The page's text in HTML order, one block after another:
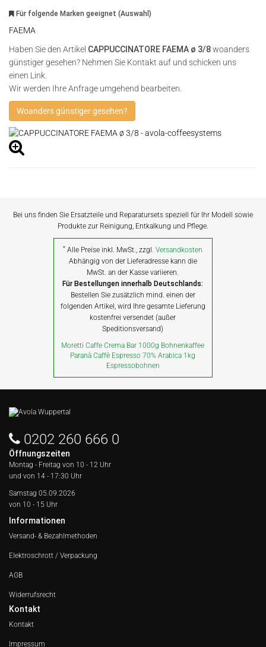
Für folgende Marken geeignet (Auswahl)
FAEMA
Haben Sie den Artikel CAPPUCCINATORE FAEMA ø 3/8woanders
günstiger gesehen? Nehmen Sie Kontakt auf und schicken uns
einen Link.
Wir werden Ihre Anfrage umgehend bearbeiten.
Woanders günstiger gesehen?
Bei uns finden Sie Ersatzteile und Reparatursets speziell für Ihr Modell sowie
Produkte zur Reinigung, Entkalkung und Pflege.
* Alle Preise inkl. MwSt., zzgl.Versandkosten
Abhängig von der Lieferadresse kann die
MwSt. an der Kasse variieren.
Für Bestellungen innerhalb Deutschlands:
Bestellen Sie zusätzlich mind. einen der
folgenden Artikel, wird Ihre gesamte Lieferung
kostenfrei versendet (außer
Speditionsversand)
Moretti Caffe Crema Bar 1000g Bohnenkaffee
Paranà Caffè Espresso 70% Arabica 1kg
Espressobohnen
0202 260 666 0
Öffnungszeiten
Montag - Freitag von 10 - 12 Uhr
und von 14 - 17:30 Uhr
Samstag 05.09.2026
von 10 - 15 Uhr
Informationen
Versand- & Bezahlmethoden
Elektroschrott / Verpackung
AGB
Widerrufsrecht
Kontakt
Kontakt
Impressum